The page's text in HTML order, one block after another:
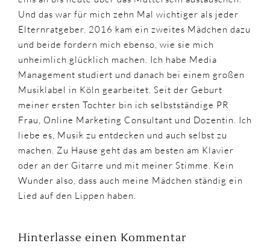
Und das war für mich zehn Mal wichtiger als jeder
Elternratgeber. 2016 kam ein zweites Mädchen dazu
und beide fordern mich ebenso, wie sie mich
unheimlich glücklich machen. Ich habe Media
Management studiert und danach bei einem großen
Musiklabel in Köln gearbeitet. Seit der Geburt
meiner ersten Tochter bin ich selbstständige PR
Frau, Online Marketing Consultant und Dozentin. Ich
liebe es, Musik zu entdecken und auch selbst zu
machen. Zu Hause geht das am besten am Klavier
oder an der Gitarre und mit meiner Stimme. Kein
Wunder also, dass auch meine Mädchen ständig ein
Lied auf den Lippen haben.
Hinterlasse einen Kommentar